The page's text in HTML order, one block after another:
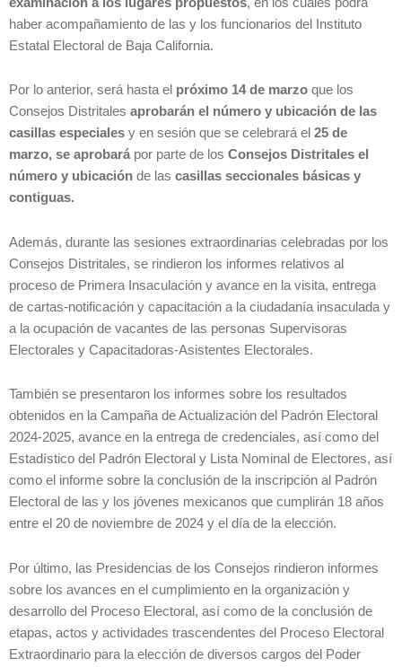
haber acompañamiento de las y los funcionarios del Instituto
Estatal Electoral de Baja California.
Por lo anterior, será hasta el próximo 14 de marzo que los
Consejos Distritales aprobarán el número y ubicación de las
casillas especiales y en sesión que se celebrará el 25 de
marzo, se aprobará por parte de los Consejos Distritales el
número y ubicación de las casillas seccionales básicas y
contiguas.
Además, durante las sesiones extraordinarias celebradas por los
Consejos Distritales, se rindieron los informes relativos al
proceso de Primera Insaculación y avance en la visita, entrega
de cartas-notificación y capacitación a la ciudadanía insaculada y
a la ocupación de vacantes de las personas Supervisoras
Electorales y Capacitadoras-Asistentes Electorales.
También se presentaron los informes sobre los resultados
obtenidos en la Campaña de Actualización del Padrón Electoral
2024-2025, avance en la entrega de credenciales, así como del
Estadístico del Padrón Electoral y Lista Nominal de Electores, así
como el informe sobre la conclusión de la inscripción al Padrón
Electoral de las y los jóvenes mexicanos que cumplirán 18 años
entre el 20 de noviembre de 2024 y el día de la elección.
Por último, las Presidencias de los Consejos rindieron informes
sobre los avances en el cumplimiento en la organización y
desarrollo del Proceso Electoral, así como de la conclusión de
etapas, actos y actividades trascendentes del Proceso Electoral
Extraordinario para la elección de diversos cargos del Poder